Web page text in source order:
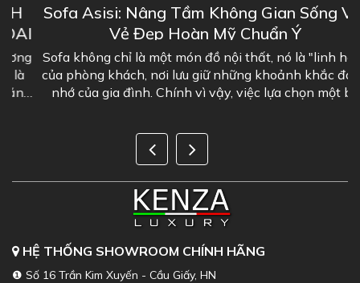
Sofa Asisi: Nâng Tầm Không Gian Sống Với
Vẻ Đẹp Hoàn Mỹ Chuẩn Ý
Sofa không chỉ là một món đồ nội thất, nó là "linh hồn"
của phòng khách, nơi lưu giữ những khoảnh khắc đáng
nhớ của gia đình. Chính vì vậy, việc lựa chọn một bộ
HỆ THỐNG SHOWROOM CHÍNH HÃNG
❶ Số 16 Trần Kim Xuyến - Cầu Giấy, HN